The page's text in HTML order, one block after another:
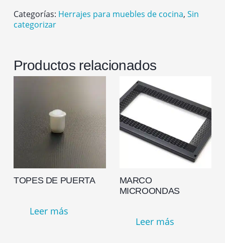
Categorías: Herrajes para muebles de cocina, Sin
categorizar
Productos relacionados
TOPES DE PUERTA
Leer más
MARCO
MICROONDAS
Leer más